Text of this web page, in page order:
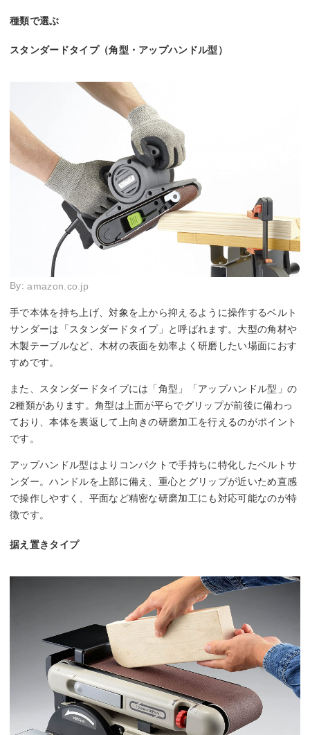
種類で選ぶ
スタンダードタイプ（角型・アップハンドル型）
By:amazon.co.jp
手で本体を持ち上げ、対象を上から抑えるように操作するベルト
サンダーは「スタンダードタイプ」と呼ばれます。大型の角材や
木製テーブルなど、木材の表面を効率よく研磨したい場面におす
すめです。
また、スタンダードタイプには「角型」「アップハンドル型」の
2種類があります。角型は上面が平らでグリップが前後に備わっ
ており、本体を裏返して上向きの研磨加工を行えるのがポイント
です。
アップハンドル型はよりコンパクトで手持ちに特化したベルトサ
ンダー。ハンドルを上部に備え、重心とグリップが近いため直感
で操作しやすく、平面など精密な研磨加工にも対応可能なのが特
徴です。
据え置きタイプ